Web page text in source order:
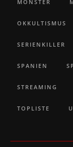
MONSTER
OKKULTISMUS
SERIENKILLER
SPANIEN
STREAMING
TOPLISTE